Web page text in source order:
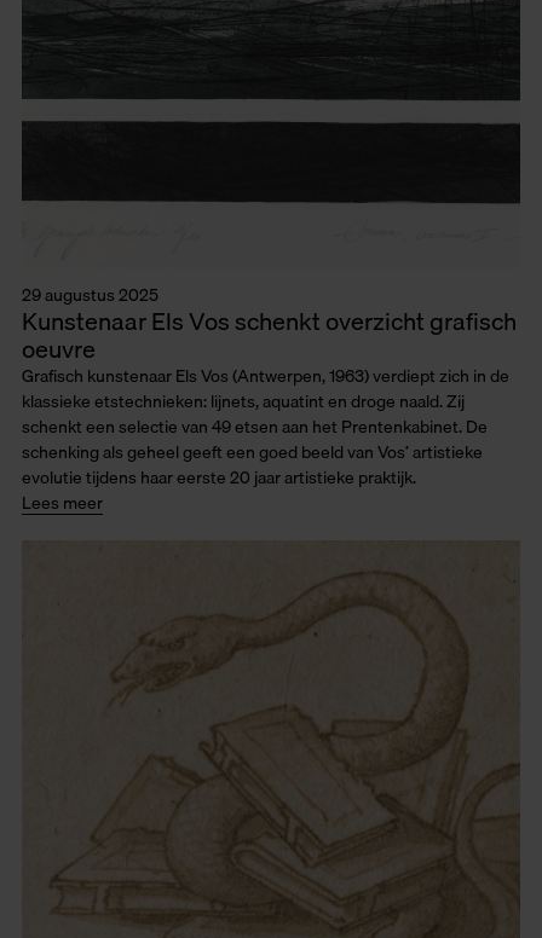
29 augustus 2025
Kunstenaar Els Vos schenkt overzicht grafisch
oeuvre
Grafisch kunstenaar Els Vos (Antwerpen, 1963) verdiept zich in de
klassieke etstechnieken: lijnets, aquatint en droge naald. Zij
schenkt een selectie van 49 etsen aan het Prentenkabinet. De
schenking als geheel geeft een goed beeld van Vos’ artistieke
evolutie tijdens haar eerste 20 jaar artistieke praktijk.
Lees meer